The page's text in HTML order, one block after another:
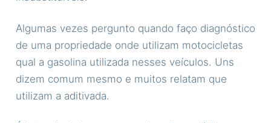
Algumas vezes pergunto quando faço diagnóstico
de uma propriedade onde utilizam motocicletas
qual a gasolina utilizada nesses veículos. Uns
dizem comum mesmo e muitos relatam que
utilizam a aditivada.